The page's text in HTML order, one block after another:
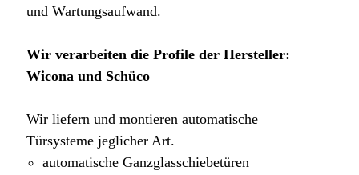
und Wartungsaufwand.
Wir verarbeiten die Profile der Hersteller:
Wicona und Schüco
Wir liefern und montieren automatische
Türsysteme jeglicher Art.
automatische Ganzglasschiebetüren